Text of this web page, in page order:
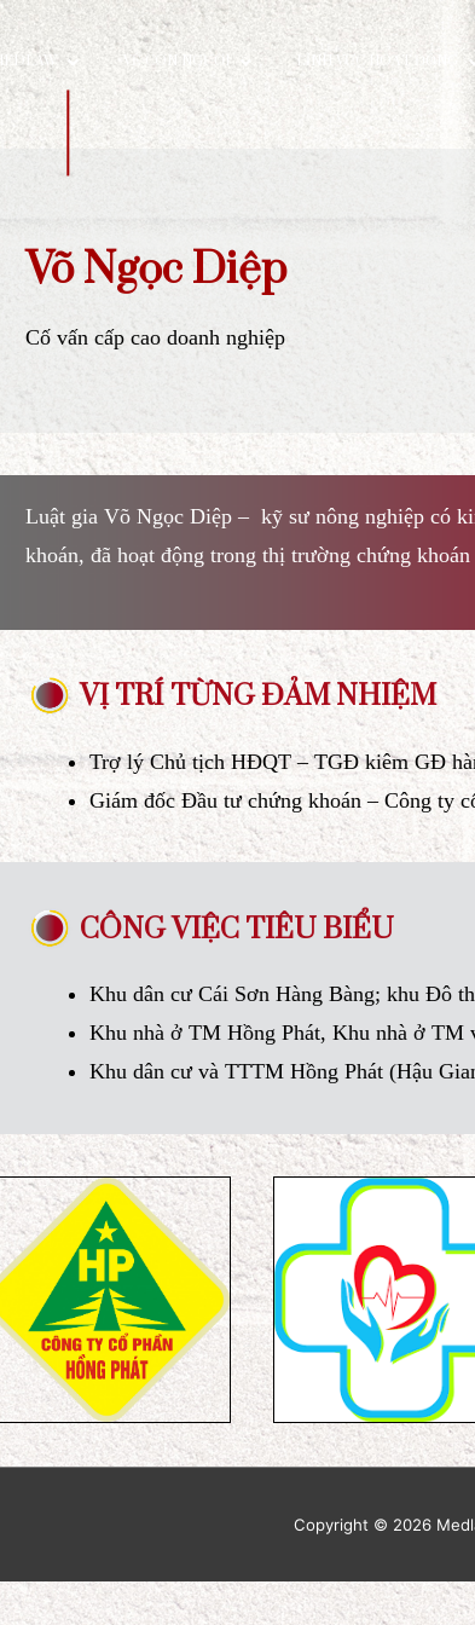
VỀ MEDLAW VỀ CON NGƯỜI LĨNH VỰC
Võ Ngọc Diệp
Luật gia Võ Ngọc Diệp – kỹ sư nông
khoán, đã hoạt động trong thị trường
VỊ TRÍ TỪNG ĐẢM
Trợ lý Chủ tịch HĐQT – TGĐ
Giám đốc Đầu tư chứng khoán –
CÔNG VIỆC TIÊU BIỂU
Khu dân cư Cái Sơn Hàng
Khu nhà ở TM Hồng Phát, Khu
Khu dân cư và TTTM Hồng Phát